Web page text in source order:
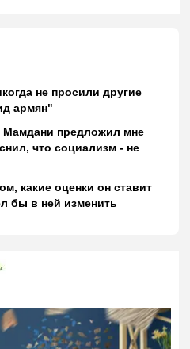
не просили другие
армян"
предложил мне
что социализм - не
какие оценки он ставит
бы в ней изменить